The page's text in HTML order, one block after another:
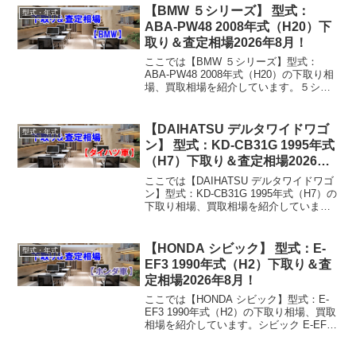
～100万円買取り相場：マイナス...
型式・年式
【BMW ５シリーズ】 型式：
ABA-PW48 2008年式（H20）下
取り＆査定相場2026年8月！
ここでは【BMW ５シリーズ】型式：
ABA-PW48 2008年式（H20）の下取り相
場、買取相場を紹介しています。５シリ
円～389万円買取り相場：マ...
型式・年式
【DAIHATSU デルタワイドワゴ
ン】 型式：KD-CB31G 1995年式
（H7）下取り＆査定相場2026年8
月！
ここでは【DAIHATSU デルタワイドワゴ
ン】型式：KD-CB31G 1995年式（H7）の
下取り相場、買取相場を紹介していま
相場：マイナス1万円～3...
型式・年式
【HONDA シビック】 型式：E-
EF3 1990年式（H2）下取り＆査
定相場2026年8月！
ここでは【HONDA シビック】型式：E-
EF3 1990年式（H2）の下取り相場、買取
相場を紹介しています。シビック E-EF3